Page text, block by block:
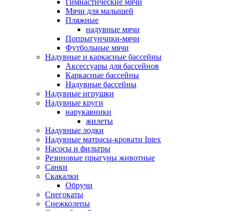
Гимнастические мячи
Мячи для малышей
Пляжные
надувные мячи
Попрыгунчики-мячи
Футбольные мячи
Надувные и каркасные бассейны
Аксессуары для бассейнов
Каркасные бассейны
Надувные бассейны
Надувные игрушки
Надувные круги
нарукавники
жилеты
Надувные лодки
Надувные матрасы-кровати Intex
Насосы и фильтры
Резиновые прыгуны животные
Санки
Скакалки
Обручи
Снегокаты
Снежколепы